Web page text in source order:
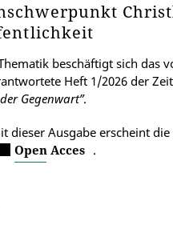
beschäftigt sich das
Heft 1/2026 der
Gegenwart”.
dieser Ausgabe erscheint
Open Acces .